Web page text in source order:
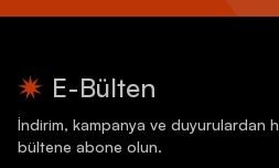
E-Bülten
İndirim, kampanya ve duyurulardan
bültene abone olun.